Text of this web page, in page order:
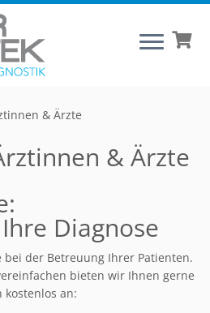
& Ärzte
& Ärzte
Diagnose
der Betreuung Ihrer Patienten.
bieten wir Ihnen gerne
kostenlos an: